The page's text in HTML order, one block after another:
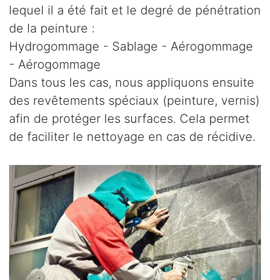
lequel il a été fait et le degré de pénétration
de la peinture :
Hydrogommage - Sablage - Aérogommage
- Aérogommage
Dans tous les cas, nous appliquons ensuite
des revêtements spéciaux (peinture, vernis)
afin de protéger les surfaces. Cela permet
de faciliter le nettoyage en cas de récidive.